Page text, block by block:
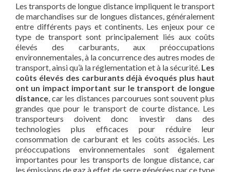
Les transports de longue distance impliquent le transport
de marchandises sur de longues distances, généralement
entre différents pays et continents. Les enjeux pour ce
type de transport sont principalement liés aux coûts
élevés des carburants, aux préoccupations
environnementales, à la concurrence des autres modes de
transport, ainsi qu’à la réglementation et à la sécurité. Les
coûts élevés des carburants déjà évoqués plus haut
ont un impact important sur le transport de longue
distance , car les distances parcourues sont souvent plus
grandes que pour le transport de courte distance. Les
transporteurs doivent donc investir dans des
technologies plus efficaces pour réduire leur
consommation de carburant et les coûts associés. Les
préoccupations environnementales sont également
importantes pour les transports de longue distance, car
les émissions de gaz à effet de serre générées par ce type